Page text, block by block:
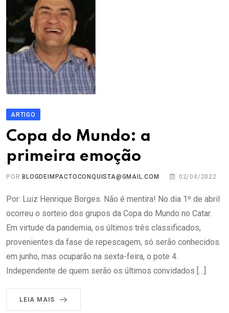
ARTIGO
Copa do Mundo: a
primeira emoção
POR BLOGDEIMPACTOCONQUISTA@GMAIL.COM 02/04/2022
Por: Luiz Henrique Borges. Não é mentira! No dia 1º de abril
ocorreu o sorteio dos grupos da Copa do Mundo no Catar.
Em virtude da pandemia, os últimos três classificados,
provenientes da fase de repescagem, só serão conhecidos
em junho, mas ocuparão na sexta-feira, o pote 4.
Independente de quem serão os últimos convidados […]
LEIA MAIS